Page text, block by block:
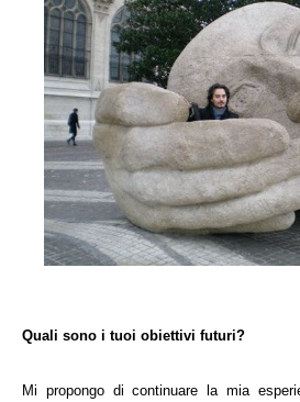
Quali sono i tuoi obiettivi futuri?
Mi propongo di continuare la mia